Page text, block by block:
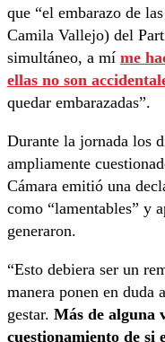
que “el embarazo de
Camila Vallejo) del
simultáneo, a mí me
ellas no son
quedar embarazadas”.
Durante la jornada los
ampliamente
Cámara emitió una
como “lamentables” y
generaron.
“Esto debiera ser un
manera ponen en duda
gestar. Más de alguna
cuestionamiento de si